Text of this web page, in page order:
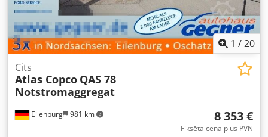
1 /20
Eilenburg 981 km
Cits
Atlas Copco QAS 78
Notstromaggregat
8 353 €
Fiksēta cena plus PVN